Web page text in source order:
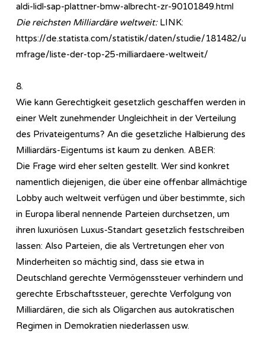
aldi-lidl-sap-plattner-bmw-albrecht-zr-90101849.html
Die reichsten Milliardäre weltweit:LINK:
https://de.statista.com/statistik/daten/studie/181482/u
mfrage/liste-der-top-25-milliardaere-weltweit/
8.
Wie kann Gerechtigkeit gesetzlich geschaffen werden in
einer Welt zunehmender Ungleichheit in der Verteilung
des Privateigentums? An die gesetzliche Halbierung des
Milliardärs-Eigentums ist kaum zu denken. ABER:
Die Frage wird eher selten gestellt. Wer sind konkret
namentlich diejenigen, die über eine offenbar allmächtige
Lobby auch weltweit verfügen und über bestimmte, sich
in Europa liberal nennende Parteien durchsetzen, um
ihren luxuriösen Luxus-Standart gesetzlich festschreiben
lassen: Also Parteien, die als Vertretungen eher von
Minderheiten so mächtig sind, dass sie etwa in
Deutschland gerechte Vermögenssteuer verhindern und
gerechte Erbschaftssteuer, gerechte Verfolgung von
Milliardären, die sich als Oligarchen aus autokratischen
Regimen in Demokratien niederlassen usw.